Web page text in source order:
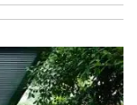
ne tik klasikinio
ir kitų tipų plytelių,
pasikonsultuoti